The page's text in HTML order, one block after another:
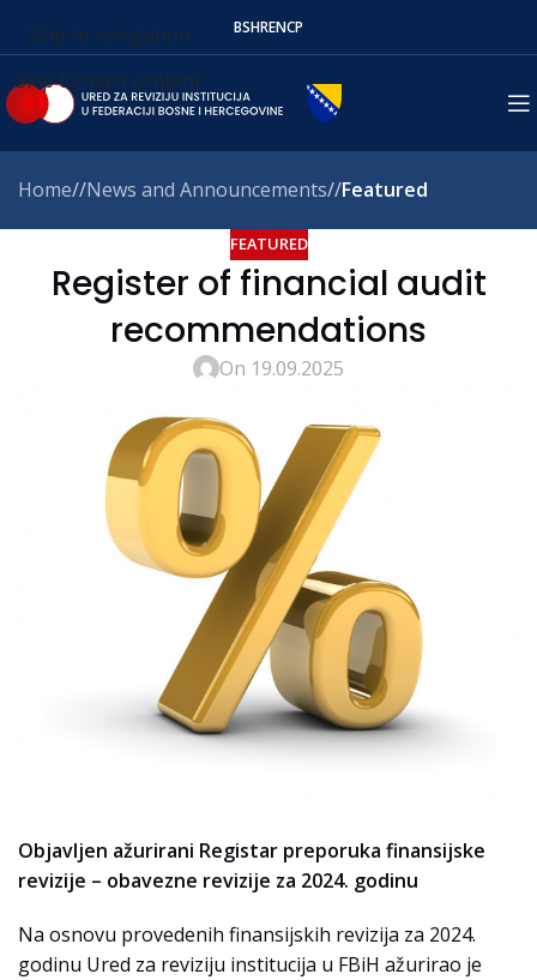
Skip to navigation
Skip to main content
BSHRENСР
Home/ News and Announcements/ Featured
FEATURED
Register of financial audit
recommendations
On 19.09.2025
Objavljen ažurirani Registar preporuka finansijske
revizije – obavezne revizije za 2024. godinu
Na osnovu provedenih finansijskih revizija za 2024.
godinu Ured za reviziju institucija u FBiH ažurirao je